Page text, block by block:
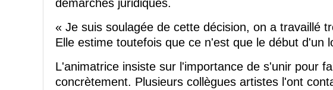
démarches juridiques.
« Je suis soulagée de cette décision, on a travaillé
Elle estime toutefois que ce n'est que le début d'un
L'animatrice insiste sur l'importance de s'unir pour
concrètement. Plusieurs collègues artistes l'ont